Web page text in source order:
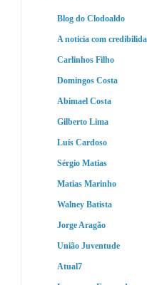
Blog do Clodoaldo
A noticia com
Carlinhos Filho
Domingos Costa
Abimael Costa
Gilberto Lima
Luís Cardoso
Sérgio Matias
Matias Marinho
Walney Batista
Jorge Aragão
União Juventude
Atual7